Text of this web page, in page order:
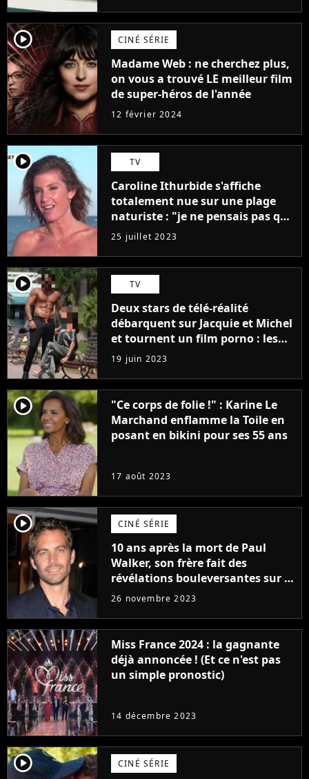
player2 CINÉ SÉRIE
Madame Web : ne cherchez plus,
on vous a trouvé LE meilleur film
de super-héros de l'année
12 février 2024
player2 TV
Caroline Ithurbide s'affiche
totalement nue sur une plage
naturiste : "je ne pensais pas que
j'arriverais à le faire..."
25 juillet 2023
player2 TV
Deux stars de télé-réalité
débarquent sur Jacquie et Michel
et tournent un film porno : les
premières images du tournage
(exclu)
19 juin 2023
player2
"Ce corps de folie !" : Karine Le
Marchand enflamme la Toile en
posant en bikini pour ses 55 ans
17 août 2023
player2 CINÉ SÉRIE
10 ans après la mort de Paul
Walker, son frère fait des
révélations bouleversantes sur la
réaction des acteurs de Fast and
26 novembre 2023
Miss France 2024 : la gagnante
déjà annoncée ! (Et ce n'est pas
un simple pronostic)
14 décembre 2023
player2 CINÉ SÉRIE